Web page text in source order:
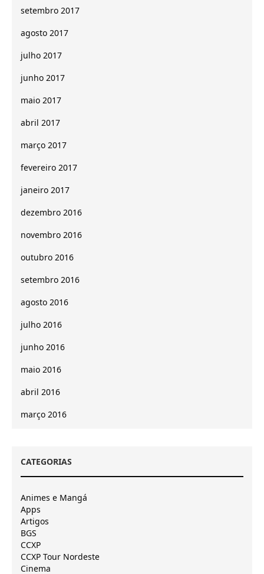
setembro 2017
agosto 2017
julho 2017
junho 2017
maio 2017
abril 2017
março 2017
fevereiro 2017
janeiro 2017
dezembro 2016
novembro 2016
outubro 2016
setembro 2016
agosto 2016
julho 2016
junho 2016
maio 2016
abril 2016
março 2016
CATEGORIAS
Animes e Mangá
Apps
Artigos
BGS
CCXP
CCXP Tour Nordeste
Cinema